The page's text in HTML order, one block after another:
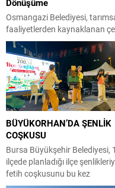
Osmangazi Belediyesi,
faaliyetlerden kaynaklanan
kirliliğini önlemek amacıyla
mahallelerde tarımsal
ilaçlama su dolum noktalarına
zirai atık dönüşüm
yerleştirerek, zirai ilaç
ambalajlarının güvenli şekilde
toplanmasını sağlayacak
uygulamayı hayata geçirdi.
Osmangazi Belediyesi, çevrenin
korunması ve sürdürülebilir
tarımsal üretimin
amacıyla hayata geçirdiği
projelerine bir yenisini...
BÜYÜKORHAN’DA ŞENLİK
COŞKUSU
Bursa Büyükşehir Belediyesi,
ilçede planladığı ilçe
fetih coşkusunu bu kez
Büyükorhan’a taşıdı.